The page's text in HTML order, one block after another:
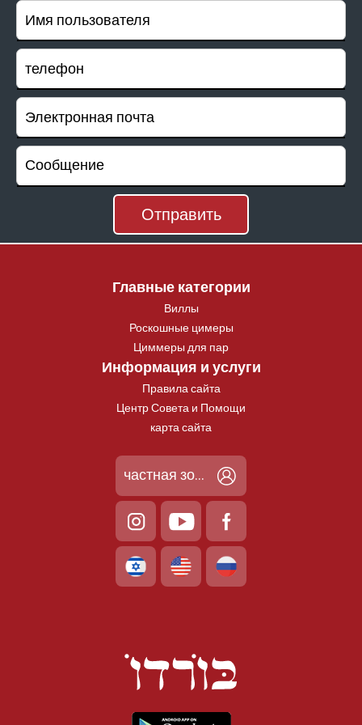
Главные категории
Виллы
Роскошные цимеры
Циммеры для пар
Информация и услуги
Правила сайта
Центр Совета и Помощи
карта сайта
частная зона